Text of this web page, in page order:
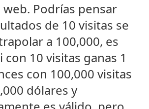
Podrías pensar
de 10 visitas se
a 100,000, es
con 10 visitas ganas 1
con 100,000 visitas
dólares y